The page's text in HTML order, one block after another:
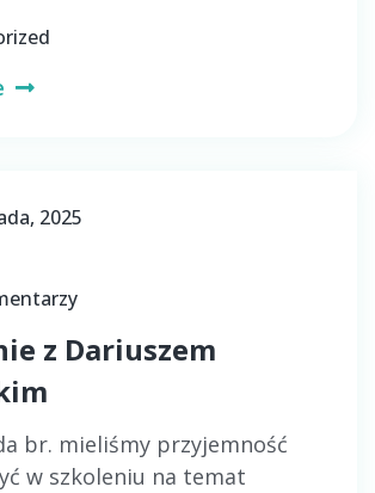
2025
z Dariuszem
br. mieliśmy przyjemność
w szkoleniu na temat